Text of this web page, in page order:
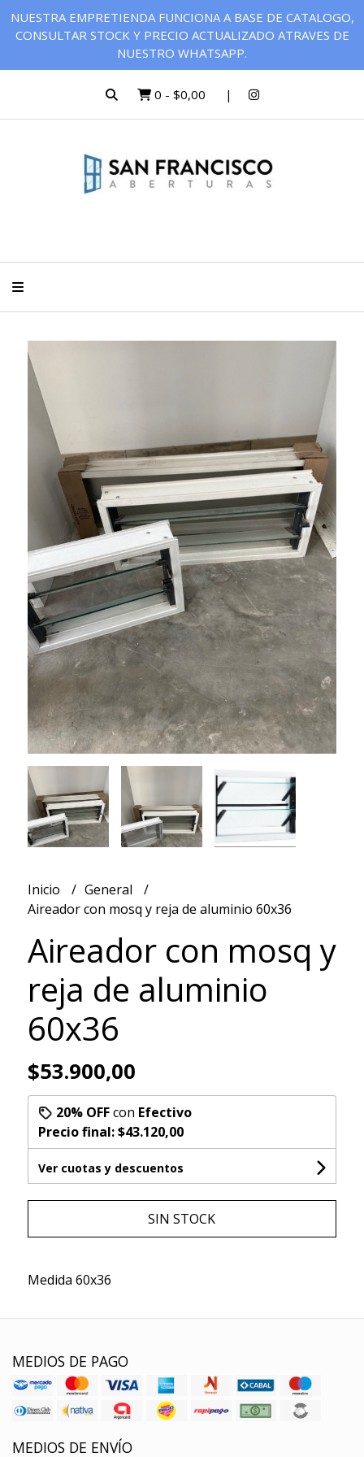
NUESTRA EMPRETIENDA FUNCIONA A BASE DE CATALOGO,
CONSULTAR STOCK Y PRECIO ACTUALIZADO ATRAVES DE
NUESTRO WHATSAPP.
0 - $0,00
Inicio
General
Aireador con mosq y reja de aluminio 60x36
Aireador con mosq y
reja de aluminio
60x36
$53.900,00
20% OFFcon Efectivo
Precio final:$43.120,00
Ver cuotas y descuentos
SIN STOCK
Medida 60x36
MEDIOS DE PAGO
MEDIOS DE ENVÍO